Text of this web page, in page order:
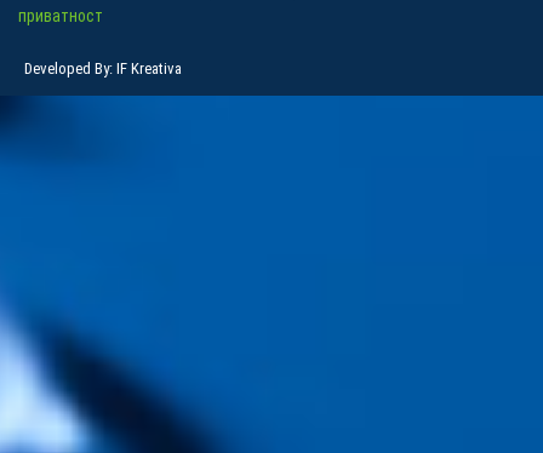
приватност
Developed By: IF Kreativa